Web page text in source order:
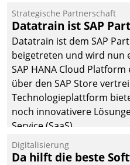
Strategische Partnerschaft
Datatrain ist SAP
Datatrain ist dem SAP
beigetreten und wird nun
SAP HANA Cloud
über den SAP Store
Technologieplattform
noch innovativere
Service (SaaS).
Digitalisierung
Da hilft die beste